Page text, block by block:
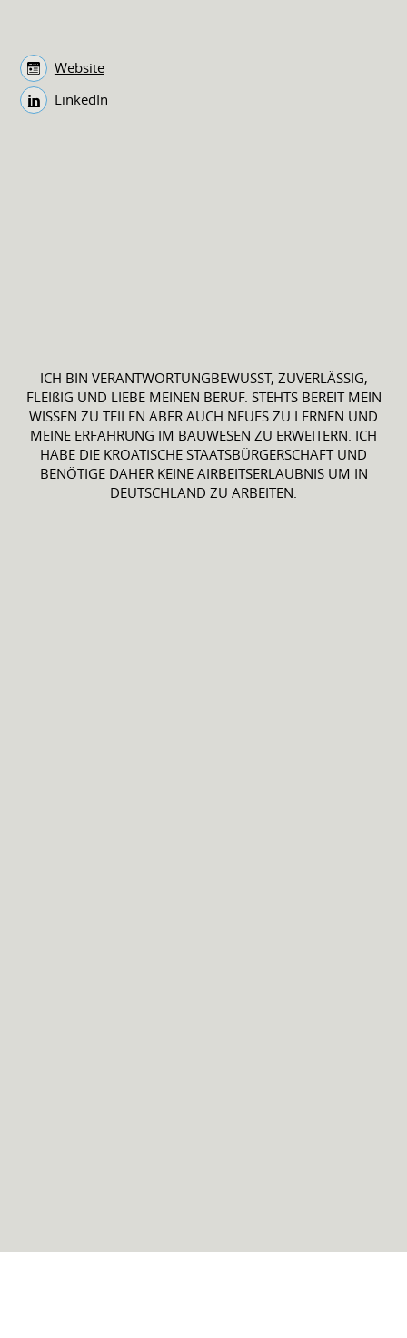
Website
LinkedIn
ICH BIN VERANTWORTUNGBEWUSST, ZUVERLÄSSIG,
FLEIßIG UND LIEBE MEINEN BERUF. STEHTS BEREIT MEIN
WISSEN ZU TEILEN ABER AUCH NEUES ZU LERNEN UND
MEINE ERFAHRUNG IM BAUWESEN ZU ERWEITERN. ICH
HABE DIE KROATISCHE STAATSBÜRGERSCHAFT UND
BENÖTIGE DAHER KEINE AIRBEITSERLAUBNIS UM IN
DEUTSCHLAND ZU ARBEITEN.